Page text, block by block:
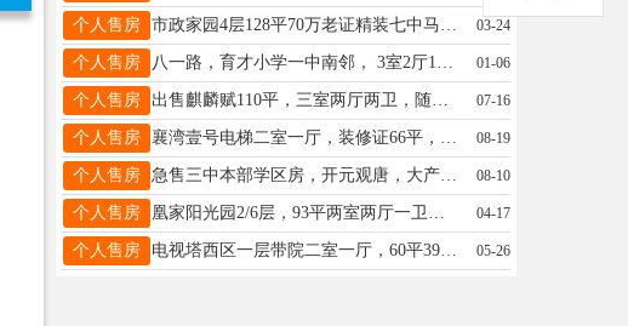
个人售房 市政家园4层128平70万老证精装七中马路街学区房看房方便15131989582房东出售喜欢加我微信 03-24
个人售房 八一路，育才小学一中南邻， 3室2厅1卫113平，双气小房停车方便，临公园，环境好，62万。13633191522 01-06
个人售房 出售麒麟赋110平，三室两厅两卫，随时看房18531923978 07-16
个人售房 襄湾壹号电梯二室一厅，装修证66平，双气42万15531903262 08-19
个人售房 急售三中本部学区房，开元观唐，大产权52平，10/16层，老证33万！急售急售。15155819590 08-10
个人售房 凰家阳光园2/6层，93平两室两厅一卫，带地下室，老证，售62万，15003398935 04-17
个人售房 电视塔西区一层带院二室一厅，60平39.9万。520小区一层60平34万，金华二居6层96平53万18034199228 05-26